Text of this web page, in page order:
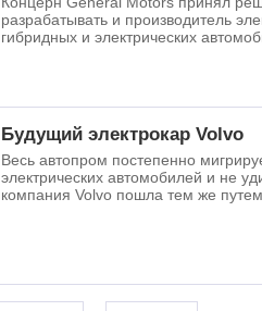
разрабатывать и производитель
гибридных и электрических
Будущий электрокар Volvo
Весь автопром постепенно
электрических автомобилей и не
компания Volvo пошла тем же путем